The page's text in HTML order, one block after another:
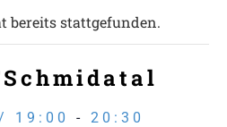
bereits stattgefunden.
19:00 - 20:30